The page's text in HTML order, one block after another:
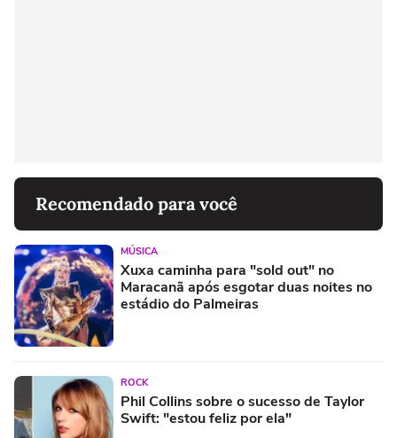
Recomendado para você
MÚSICA
Xuxa caminha para "sold out" no
Maracanã após esgotar duas noites no
estádio do Palmeiras
ROCK
Phil Collins sobre o sucesso de Taylor
Swift: "estou feliz por ela"